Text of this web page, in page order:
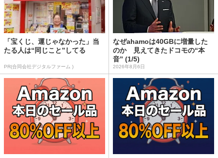
「宝くじ、運じゃなかった」当
たる人は“同じこと”してる
PR(合同会社デジタルファーム )
なぜahamoは40GBに増量した
のか 見えてきたドコモの“本
音” (1/5)
2026年8月6日